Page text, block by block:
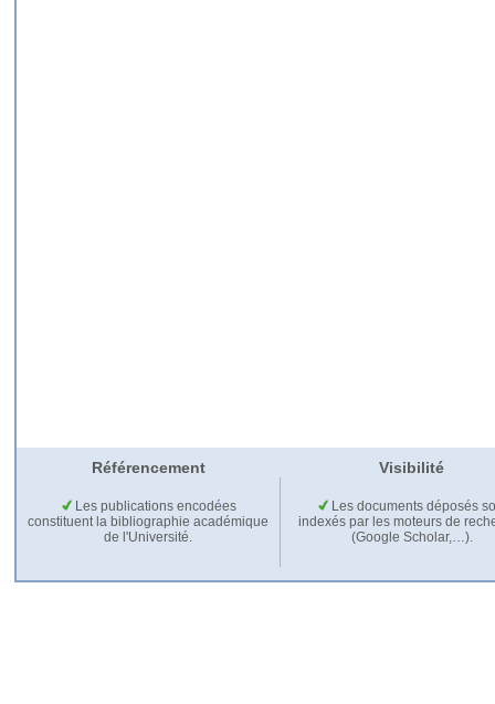
Référencement Visibilité
Les publications encodées
constituent la bibliographie académique
de l'Université.
Les documents déposés
indexés par les moteurs de
(Google Scholar,…).